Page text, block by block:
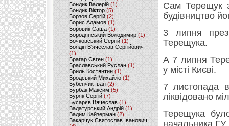
Бондик Валерій (1)
Бондик Віктор(5)
Борзов Сергiй (2)
Борис Адамов(1)
Боровик Саша (1)
Бородянський Володимир (1)
Бочковський Сергій (1)
Боядін В'ячеслав Сергійович
(1)
Брагар Євген (1)
Браславський Руслан (1)
Бриль Костянтин (1)
Бродський Михайло (1)
Бубенчик Іван(2)
Бурбак Максим (5)
Буряк Сергій (7)
Бусарєв Вячеслав (1)
Вадатурський Андрій (1)
Вадим Кайзерман (2)
Вакарчук Святослав Іванович
Сам Терещук
будівництво
3 липня
Терещука.
А 7 липня
у місті Києві.
7 листопада
ліквідовано
Терещука
начальника ГУ